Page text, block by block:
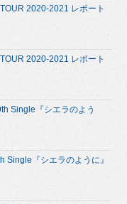
2020-2021 レポート
2020-2021 レポート
Single『シエラのよう
Single『シエラのように』